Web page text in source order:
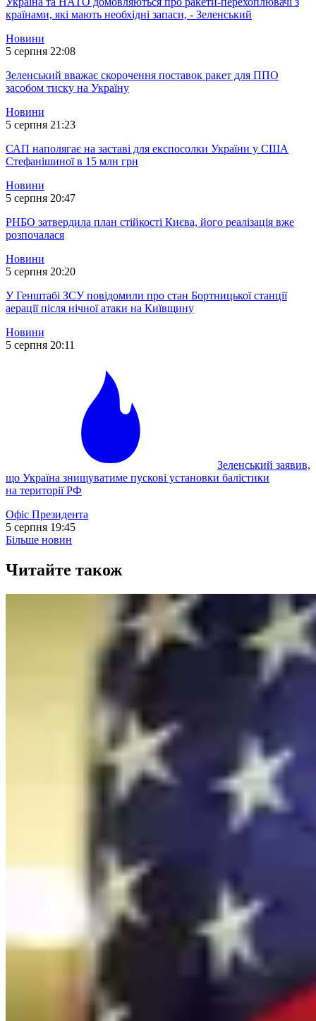
країнами, які мають необхідні запаси, - Зеленський
Новини
5 серпня 22:08
Зеленський вважає скорочення поставок ракет для ППО
засобом тиску на Україну
Новини
5 серпня 21:23
САП наполягає на заставі для експосолки України у США
Стефанішиної в 15 млн грн
Новини
5 серпня 20:47
РНБО затвердила план стійкості Києва, його реалізація вже
розпочалася
Новини
5 серпня 20:20
У Генштабі ЗСУ повідомили про стан Бортницької станції
аерації після нічної атаки на Київщину
Новини
5 серпня 20:11
Зеленський заявив,
що Україна знищуватиме пускові установки балістики
на території РФ
Офіс Президента
5 серпня 19:45
Більше новин
Читайте також